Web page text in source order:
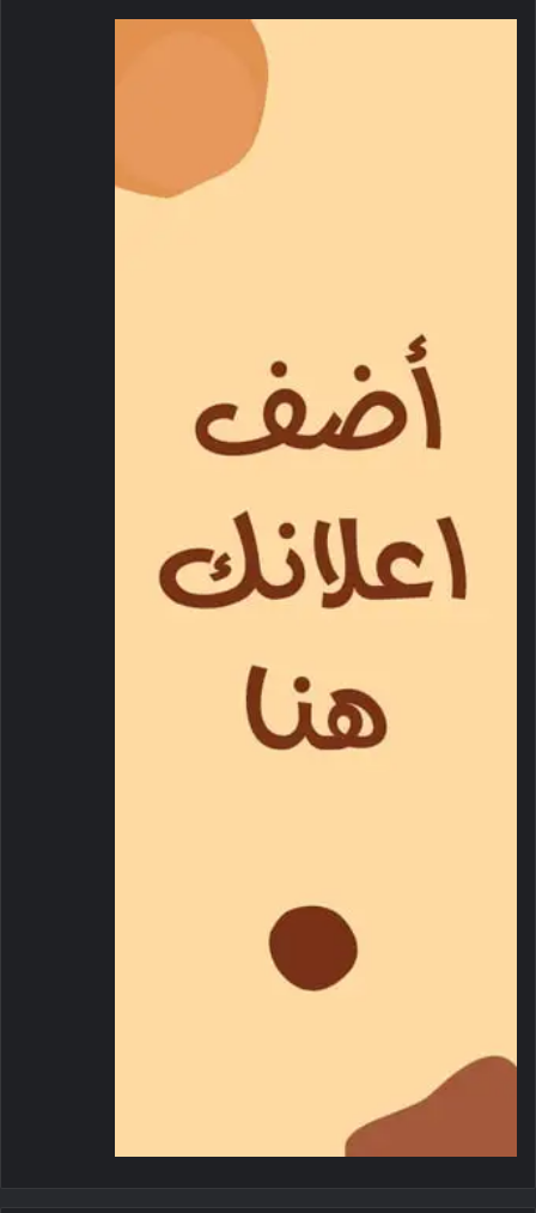
وفيما يتعلق بالسعر الاسترشادي للسلع والمنتجات المعروضة، وحول
أهمية أن يتم عرضها أمام المستهلك، قال آل صالح: إن سعر الوحدة
أو المنتج المعروض في أرفف مراكز البيع، يكون متناسباً بشكل
منطقي بين الكمية ووزن المنتج، ويترك القرار للمستهلك الشراء من
خلال العمليات الشاملة من الرقابة والمتابعة لحركة أسعار السلع
الاستهلاكية على التثبّت من مدى أحقية أي حالات رفع أسعار في
الدولة، ونسب الزيادة المرتبطة بها في حال وجودها.
من قبل المزودين، وتعزيز آليات مواجهة ممارسات الاحتكار، وتمكين
الممارسات التجارية السليمة، بما يرسّخ علاقة متوازنة وعادلة بين
المزود والمستهلك، ويضمن حقوق جميع الأطراف، ويعزز استقرار
السوق واستمرارية توافر السلع وعدم ندرتها أو اختفائها من منافذ
وتتضمّن السلع الاستهلاكية الأساسية التي يمنع زيادة أسعارها إلا
بموافقة مسبقة من الوزارة: زيوت الطهي، البيض، الألبان، الأرز،
السكر، الدواجن الطازجة، البقوليات، الخبز، القمح.